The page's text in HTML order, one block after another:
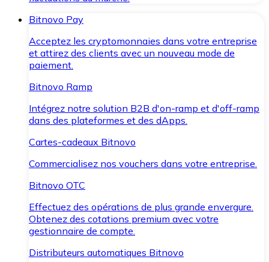
Bitnovo Pay
Acceptez les cryptomonnaies dans votre entreprise
et attirez des clients avec un nouveau mode de
paiement.
Bitnovo Ramp
Intégrez notre solution B2B d'on-ramp et d'off-ramp
dans des plateformes et des dApps.
Cartes-cadeaux Bitnovo
Commercialisez nos vouchers dans votre entreprise.
Bitnovo OTC
Effectuez des opérations de plus grande envergure.
Obtenez des cotations premium avec votre
gestionnaire de compte.
Distributeurs automatiques Bitnovo